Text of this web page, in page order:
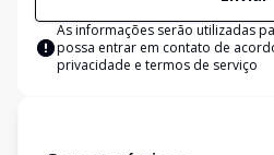
As informações serão utilizadas
possa entrar em contato de
privacidade e termos de serviço